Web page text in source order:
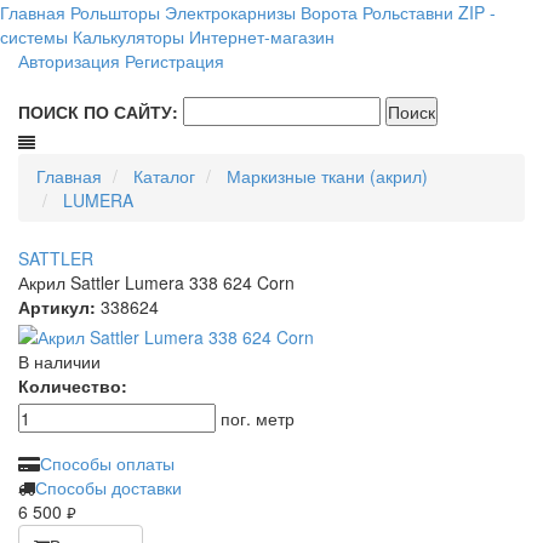
Главная Рольшторы Электрокарнизы Ворота Рольставни ZIP -
системы Калькуляторы Интернет-магазин
Авторизация Регистрация
ПОИСК ПО САЙТУ:
Главная Каталог
Маркизные ткани (акрил)
LUMERA
SATTLER
Акрил Sattler Lumera 338 624 Corn
Артикул: 338624
В наличии
Количество:
пог. метр
Способы оплаты
Способы доставки
6 500 руб.